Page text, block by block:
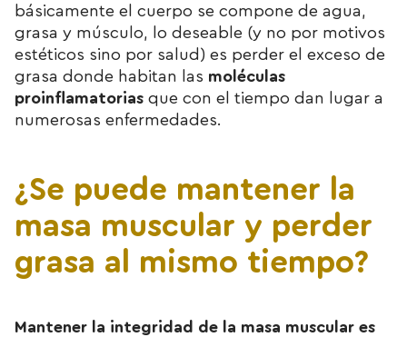
básicamente el cuerpo se compone de agua,
grasa y músculo, lo deseable (y no por motivos
estéticos sino por salud) es perder el exceso de
grasa donde habitan las moléculas
proinflamatorias que con el tiempo dan lugar a
numerosas enfermedades.
¿Se puede mantener la
masa muscular y perder
grasa al mismo tiempo?
Mantener la integridad de la masa muscular es